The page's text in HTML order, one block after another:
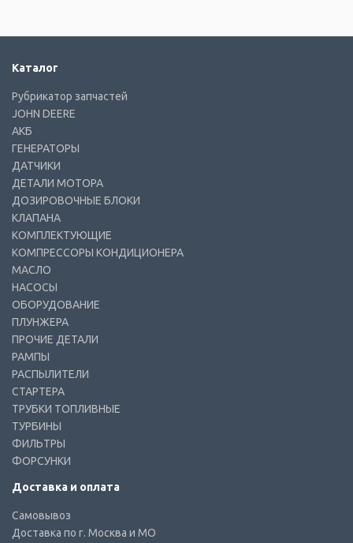
Каталог
Рубрикатор запчастей
JOHN DEERE
АКБ
ГЕНЕРАТОРЫ
ДАТЧИКИ
ДЕТАЛИ МОТОРА
ДОЗИРОВОЧНЫЕ БЛОКИ
КЛАПАНА
КОМПЛЕКТУЮЩИЕ
КОМПРЕССОРЫ КОНДИЦИОНЕРА
МАСЛО
НАСОСЫ
ОБОРУДОВАНИЕ
ПЛУНЖЕРА
ПРОЧИЕ ДЕТАЛИ
РАМПЫ
РАСПЫЛИТЕЛИ
СТАРТЕРА
ТРУБКИ ТОПЛИВНЫЕ
ТУРБИНЫ
ФИЛЬТРЫ
ФОРСУНКИ
Доставка и оплата
Самовывоз
Доставка по г. Москва и МО